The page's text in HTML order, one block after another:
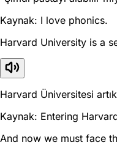
Kaynak: I love phonics.
Harvard University is a
Harvard Üniversitesi
Kaynak: Entering
And now we must face